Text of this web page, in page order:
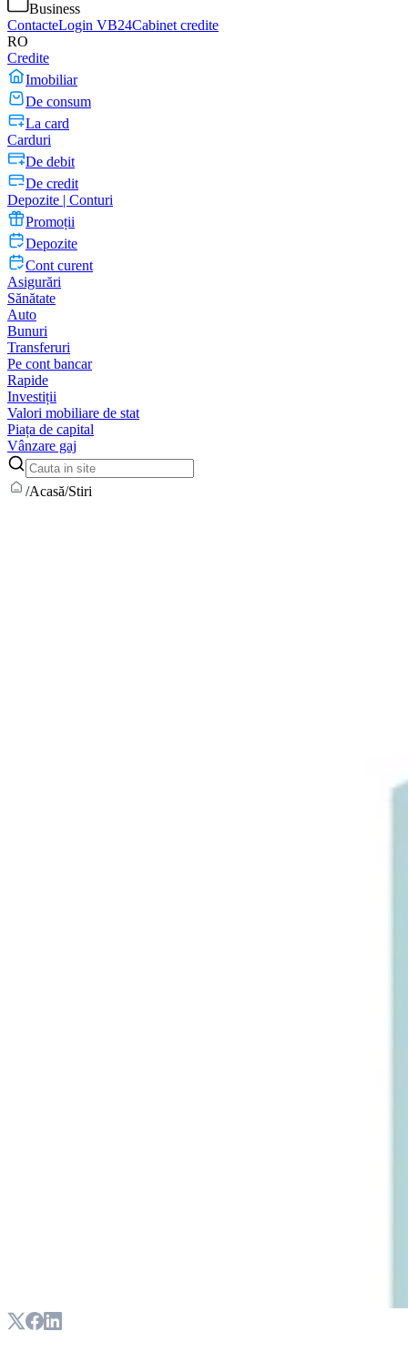
Business
ContacteLogin VB24Cabinet credite
RO
Credite
Imobiliar
De consum
La card
Carduri
De debit
De credit
Depozite | Conturi
Promoții
Depozite
Cont curent
Asigurări
Sănătate
Auto
Bunuri
Transferuri
Pe cont bancar
Rapide
Investiții
Valori mobiliare de stat
Piața de capital
Vânzare gaj
/Acasă/Stiri